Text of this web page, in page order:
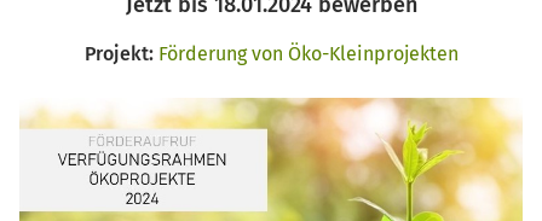
Projekt: Förderung von Öko-Kleinprojekten